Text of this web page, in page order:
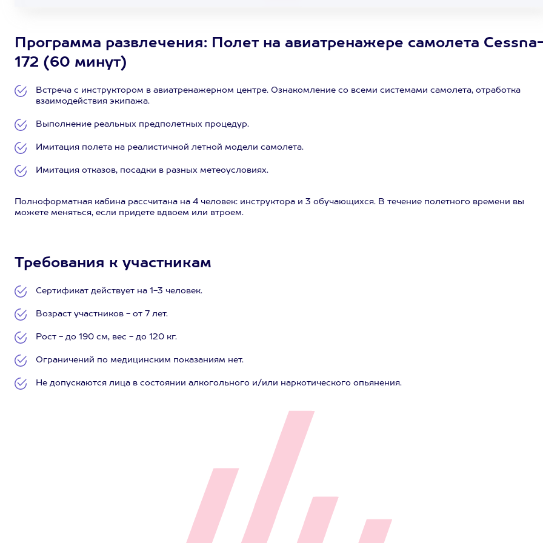
Программа развлечения: Полет на авиатренажере самолета
172 (60 минут)
Встреча с инструктором в авиатренажерном центре. Ознакомление со всеми системами самолета, отработка
взаимодействия экипажа.
Выполнение реальных предполетных процедур.
Имитация полета на реалистичной летной модели самолета.
Имитация отказов, посадки в разных метеоусловиях.
Полноформатная кабина рассчитана на 4 человек: инструктора и 3 обучающихся. В течение полетного времени вы
можете меняться, если придете вдвоем или втроем.
Требования к участникам
Сертификат действует на 1-3 человек.
Возраст участников - от 7 лет.
Рост - до 190 см, вес - до 120 кг.
Ограничений по медицинским показаниям нет.
Не допускаются лица в состоянии алкогольного и/или наркотического опьянения.